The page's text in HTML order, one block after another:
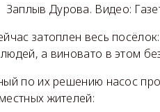
Заплыв Дурова. Видео:
затоплен весь
а виновато в этом
по их решению насос
жителей: